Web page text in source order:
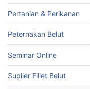
Pertanian & Perikanan
Peternakan Belut
Seminar Online
Suplier Fillet Belut